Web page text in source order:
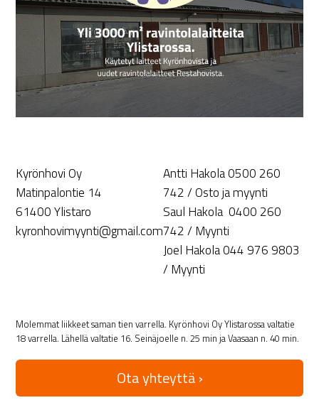
Kyrönhovi Oy
Matinpalontie 14
61400 Ylistaro
kyronhovimyynti@gmail.com
Antti Hakola 0500 260
742 / Osto ja myynti
Saul Hakola 0400 260
742 / Myynti
Joel Hakola 044 976 9803
/ Myynti
Molemmat liikkeet saman tien varrella. Kyrönhovi Oy Ylistarossa valtatie
18 varrella. Lähellä valtatie 16. Seinäjoelle n. 25 min ja Vaasaan n. 40 min.
Ota yhteyttä ›